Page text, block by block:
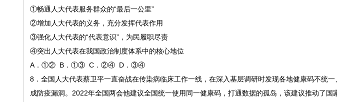
①畅通人大代表服务群众的“最后一公里”
②增加人大代表的义务，充分发挥代表作用
③强化人大代表的“代表意识”，为民履职尽责
④突出人大代表在我国政治制度体系中的核心地位
A．①② B．①③ C．②④ D．③④
8．全国人大代表蔡卫平一直奋战在传染病临床工作一线，在深入基层调研时发现各地健康码不统
成防疫漏洞。2022年全国两会他建议全国统一使用同一健康码，打通数据的孤岛，该建议推动